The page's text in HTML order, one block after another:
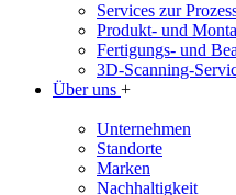
Services zur
Produkt- und
Fertigungs- und
3D-Scanning-
Über uns +
Unternehmen
Standorte
Marken
Nachhaltigkeit